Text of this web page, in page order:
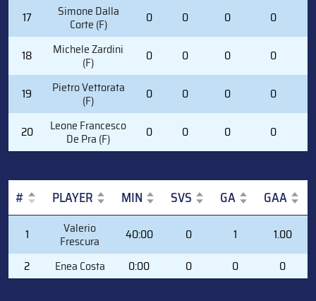
17 Simone Dalla
Corte (F) 0 0 0 0
18 Michele Zardini
(F) 0 0 0 0
19 Pietro Vettorata
(F) 0 0 0 0
20 Leone Francesco
De Pra (F) 0 0 0 0
# PLAYER MIN SVS GA GAA
PLAYER
1 Valerio
Frescura 40:00 0 1
1.00
2
Enea Costa 0:00 0 0 0